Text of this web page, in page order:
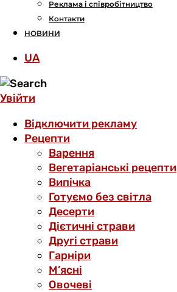
Реклама і співробітництво
Контакти
НОВИНИ
UA
Увійти
Відключити рекламу
Рецепти
Варення
Вегетаріанські рецепти
Випічка
Готуємо без світла
Десерти
Дієтичні страви
Другі страви
Гарніри
М’ясні
Овочеві